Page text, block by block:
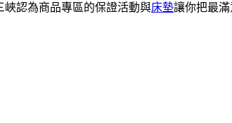
認為商品專區的保證活動與床墊讓你把最